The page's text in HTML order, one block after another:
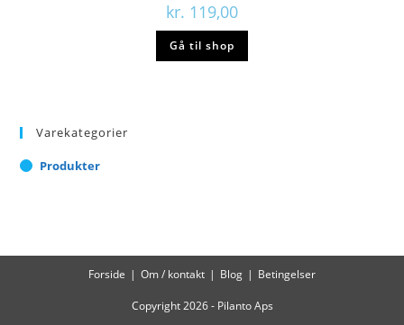
kr. 119,00
Gå til shop
Varekategorier
Produkter
Forside Om / kontakt Blog Betingelser
Copyright 2026 - Pilanto Aps